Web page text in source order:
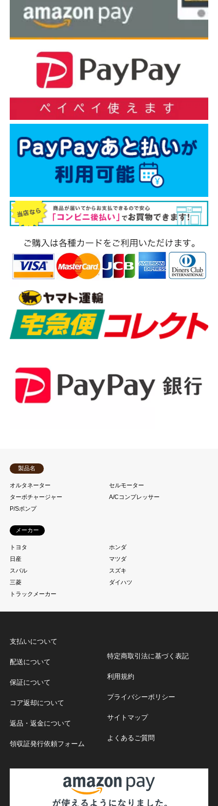
製品名
オルタネーター
セルモーター
ターボチャージャー
A/Cコンプレッサー
P/Sポンプ
メーカー
トヨタ
ホンダ
日産
マツダ
スバル
スズキ
三菱
ダイハツ
トラックメーカー
支払いについて
配送について
保証について
コア返却について
返品・返金について
領収証発行依頼フォーム
特定商取引法に基づく表記
利用規約
プライバシーポリシー
サイトマップ
よくあるご質問